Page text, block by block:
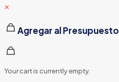
✕
Agregar al Presupuesto
Your cart is currently empty.